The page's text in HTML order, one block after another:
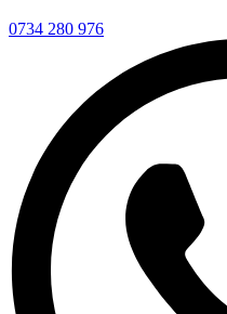
0734 280 976